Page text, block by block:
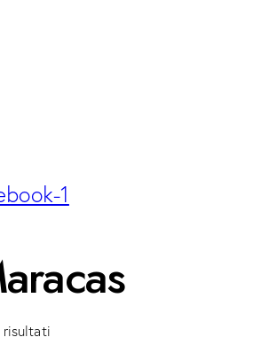
1
risultati